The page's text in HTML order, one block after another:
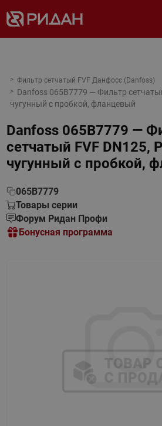
Фильтр сетчатый FVF Данфосс (Danfoss)
Danfoss 065B7779 — Фильтр
чугунный с пробкой, фланцевый
Danfoss 065B7779 —
сетчатый FVF DN125,
чугунный с пробкой,
065B7779
Товары серии
Форум Ридан Профи
Бонусная программа